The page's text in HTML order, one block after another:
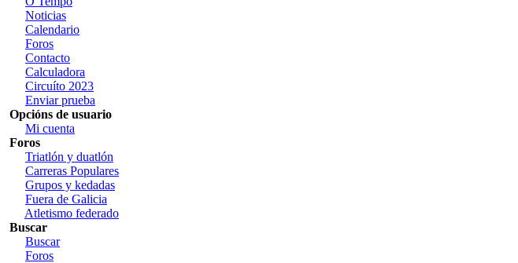
Noticias
Calendario
Foros
Contacto
Calculadora
Circuíto 2023
Enviar prueba
Opcións de usuario
Mi cuenta
Foros
Triatlón y duatlón
Carreras Populares
Grupos y kedadas
Fuera de Galicia
Atletismo federado
Buscar
Buscar
Foros